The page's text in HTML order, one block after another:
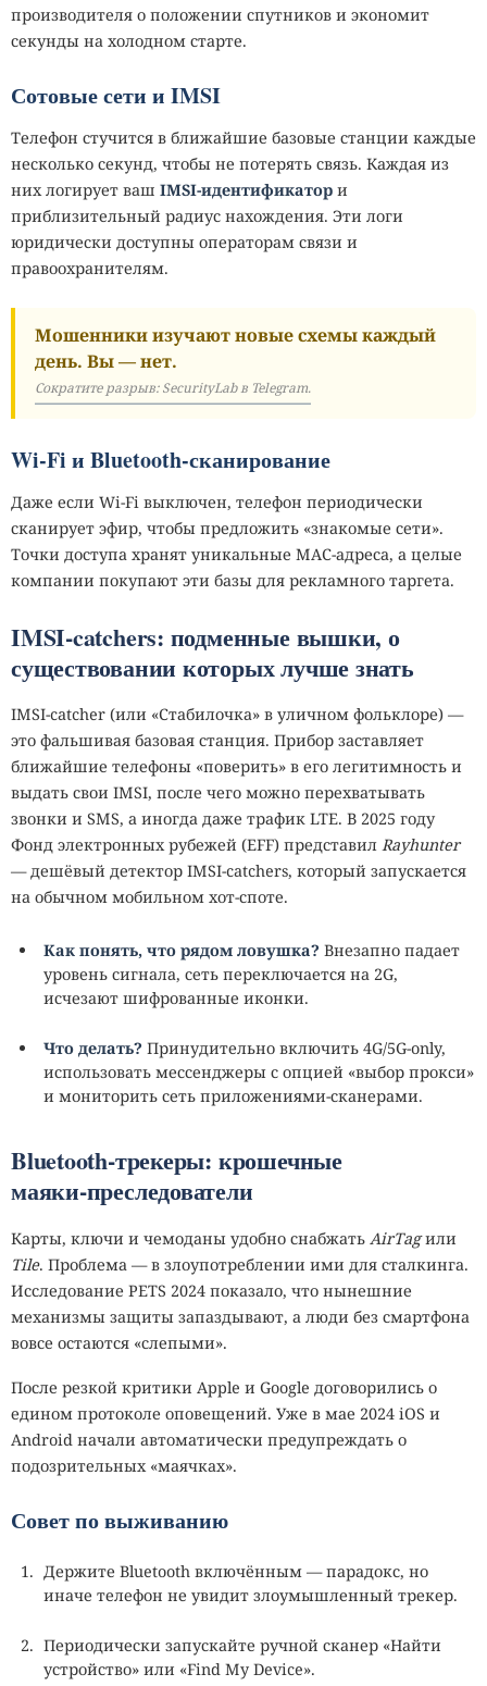
производителя о положении спутников и экономит
секунды на холодном старте.
Сотовые сети и IMSI
Телефон стучится в ближайшие базовые станции каждые
несколько секунд, чтобы не потерять связь. Каждая из
них логирует ваш IMSI‑идентификатор и
приблизительный радиус нахождения. Эти логи
юридически доступны операторам связи и
правоохранителям.
Мошенники изучают новые схемы каждый
день. Вы — нет.
Сократите разрыв: SecurityLab в Telegram.
Wi‑Fi и Bluetooth‑сканирование
Даже если Wi‑Fi выключен, телефон периодически
сканирует эфир, чтобы предложить «знакомые сети».
Точки доступа хранят уникальные MAC‑адреса, а целые
компании покупают эти базы для рекламного таргета.
IMSI‑catchers: подменные вышки, о
существовании которых лучше знать
IMSI‑catcher (или «Стабилочка» в уличном фольклоре) —
это фальшивая базовая станция. Прибор заставляет
ближайшие телефоны «поверить» в его легитимность и
выдать свои IMSI, после чего можно перехватывать
звонки и SMS, а иногда даже трафик LTE. В 2025 году
Фонд электронных рубежей (EFF) представил Rayhunter
— дешёвый детектор IMSI‑catchers, который запускается
на обычном мобильном хот‑споте.
Как понять, что рядом ловушка? Внезапно падает
уровень сигнала, сеть переключается на 2G,
исчезают шифрованные иконки.
Что делать? Принудительно включить 4G/5G‑only,
использовать мессенджеры с опцией «выбор прокси»
и мониторить сеть приложениями‑сканерами.
Bluetooth‑трекеры: крошечные
маяки‑преследователи
Карты, ключи и чемоданы удобно снабжать AirTagили
Tile. Проблема — в злоупотреблении ими для сталкинга.
Исследование PETS 2024 показало, что нынешние
механизмы защиты запаздывают, а люди без смартфона
вовсе остаются «слепыми».
После резкой критики Apple и Google договорились о
едином протоколе оповещений. Уже в мае 2024 iOS и
Android начали автоматически предупреждать о
подозрительных «маячках».
Совет по выживанию
Держите Bluetooth включённым — парадокс, но
иначе телефон не увидит злоумышленный трекер.
Периодически запускайте ручной сканер «Найти
устройство» или «Find My Device».